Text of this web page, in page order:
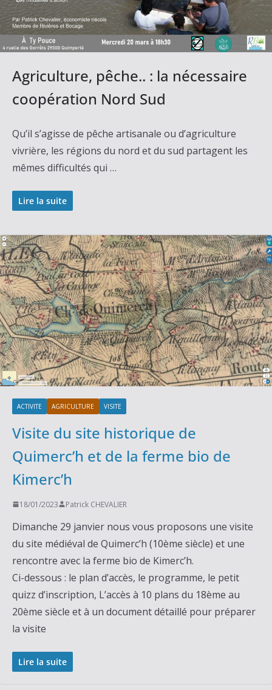
Agriculture, pêche.. : la nécessaire
coopération Nord Sud
Qu’il s’agisse de pêche artisanale ou d’agriculture
vivrière, les régions du nord et du sud partagent les
mêmes difficultés qui …
Lire la suite
ACTIVITE AGRICULTURE VISITE
Visite du site historique de
Quimerc’h et de la ferme bio de
Kimerc’h
18/01/2023 Patrick CHEVALIER
Dimanche 29 janvier nous vous proposons une visite
du site médiéval de Quimerc’h (10ème siècle) et une
rencontre avec la ferme bio de Kimerc’h.
Ci-dessous : le plan d’accès, le programme, le petit
quizz d’inscription, L’accès à 10 plans du 18ème au
20ème siècle et à un document détaillé pour préparer
la visite
Lire la suite